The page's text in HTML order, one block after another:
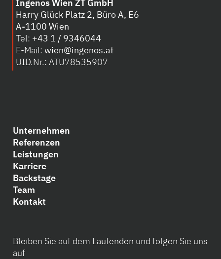
Ingenos Wien ZT GmbH
Harry Glück Platz 2, Büro A, E6
A-1100 Wien
Tel: +43 1 / 9346044
E-Mail: wien@ingenos.at
UID.Nr.: ATU78535907
Unternehmen
Referenzen
Leistungen
Karriere
Backstage
Team
Kontakt
Bleiben Sie auf dem Laufenden und folgen Sie uns
auf